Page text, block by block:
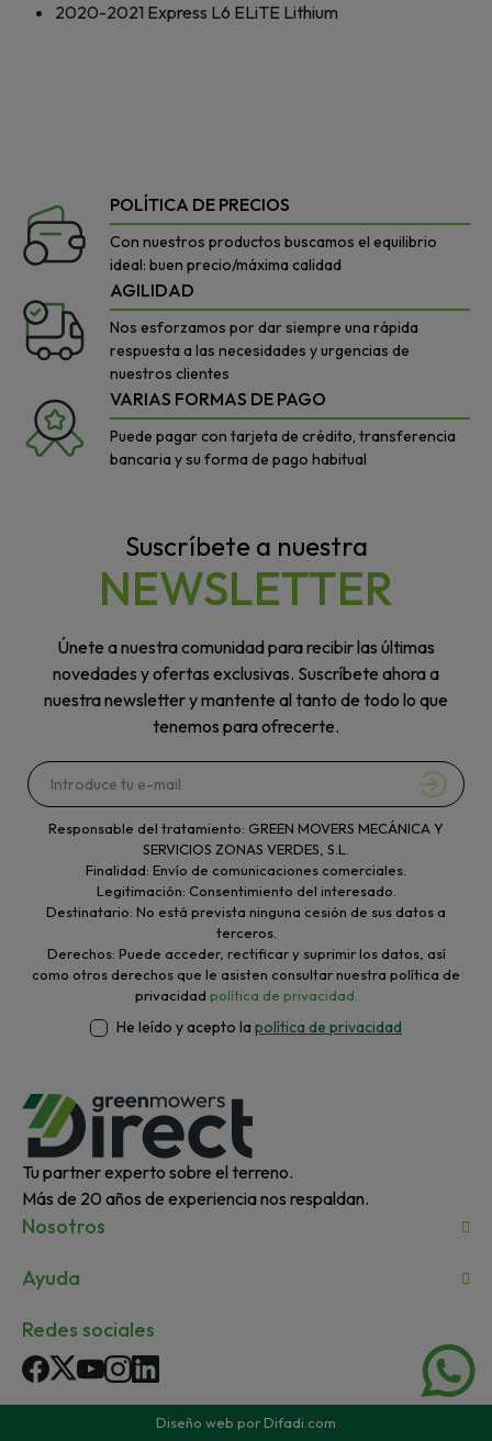
2020-2021 Express L6 ELiTE Lithium
POLÍTICA DE PRECIOS
Con nuestros productos buscamos el equilibrio
ideal: buen precio/máxima calidad
AGILIDAD
Nos esforzamos por dar siempre una rápida
respuesta a las necesidades y urgencias de
nuestros clientes
VARIAS FORMAS DE PAGO
Puede pagar con tarjeta de crédito, transferencia
bancaria y su forma de pago habitual
Suscríbete a nuestra
NEWSLETTER
Únete a nuestra comunidad para recibir las últimas
novedades y ofertas exclusivas. Suscríbete ahora a
nuestra newsletter y mantente al tanto de todo lo que
tenemos para ofrecerte.
Responsable del tratamiento: GREEN MOVERS MECÁNICA Y
SERVICIOS ZONAS VERDES, S.L.
Finalidad: Envío de comunicaciones comerciales.
Legitimación: Consentimiento del interesado.
Destinatario: No está prevista ninguna cesión de sus datos a
terceros.
Derechos: Puede acceder, rectificar y suprimir los datos, así
como otros derechos que le asisten consultar nuestra política de
privacidad política de privacidad.
He leído y acepto la política de privacidad
Tu partner experto sobre el terreno.
Más de 20 años de experiencia nos respaldan.
Nosotros
Ayuda
Redes sociales
Facebook
TwitterYouTubeInstagram
Diseño web por Difadi.com